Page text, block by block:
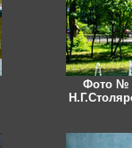
Фото №